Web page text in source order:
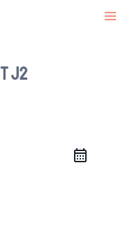
J2